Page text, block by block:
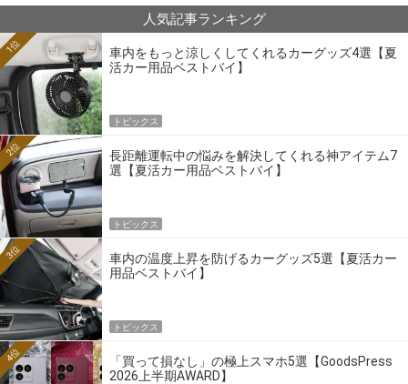
人気記事ランキング
車内をもっと涼しくしてくれるカーグッズ4選【夏
活カー用品ベストバイ】
1位
トピックス
長距離運転中の悩みを解決してくれる神アイテム7
選【夏活カー用品ベストバイ】
2位
トピックス
車内の温度上昇を防げるカーグッズ5選【夏活カー
用品ベストバイ】
3位
トピックス
「買って損なし」の極上スマホ5選【GoodsPress
2026上半期AWARD】
4位